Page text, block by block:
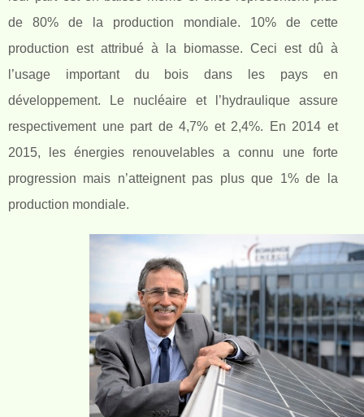
de 80% de la production mondiale. 10% de cette
production est attribué à la biomasse. Ceci est dû à
l’usage important du bois dans les pays en
développement. Le nucléaire et l’hydraulique assure
respectivement une part de 4,7% et 2,4%. En 2014 et
2015, les énergies renouvelables a connu une forte
progression mais n’atteignent pas plus que 1% de la
production mondiale.